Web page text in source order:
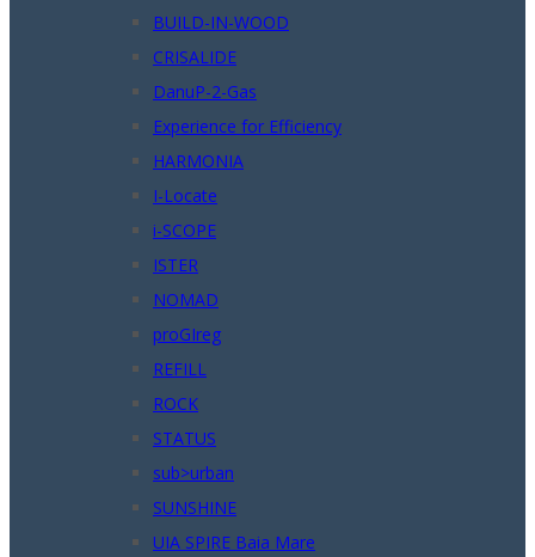
BUILD-IN-WOOD
CRISALIDE
DanuP-2-Gas
Experience for Efficiency
HARMONIA
I-Locate
i-SCOPE
ISTER
NOMAD
proGIreg
REFILL
ROCK
STATUS
sub>urban
SUNSHINE
UIA SPIRE Baia Mare